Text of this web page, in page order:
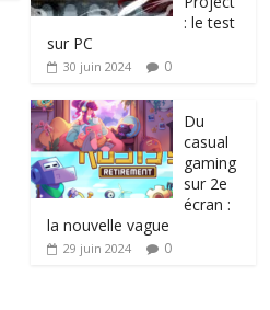
: le test
sur PC
30 juin 2024 0
Du
casual
gaming
sur 2e
écran :
la nouvelle vague
29 juin 2024 0